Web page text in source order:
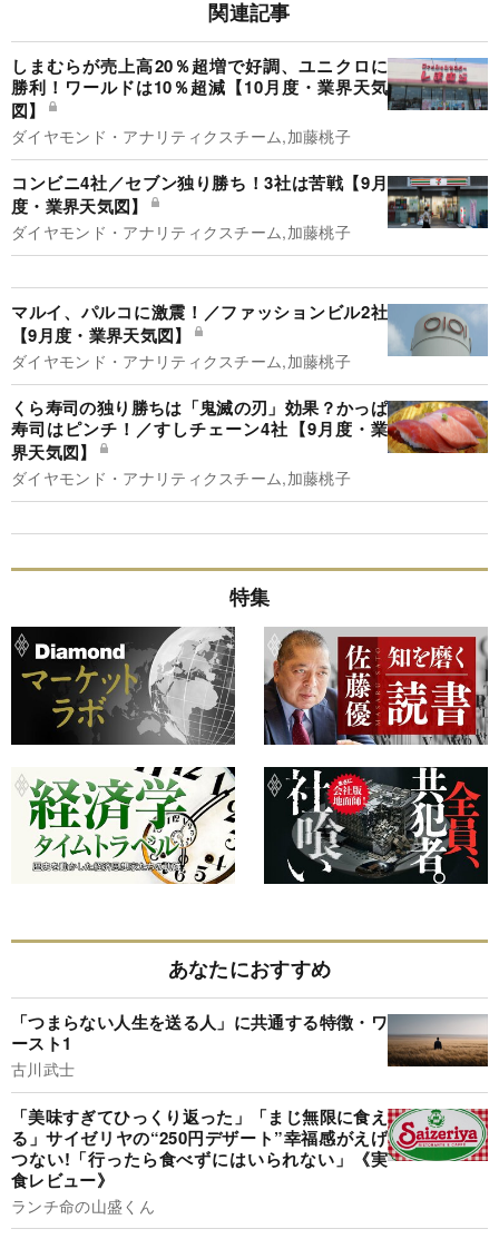
関連記事
しまむらが売上高20％超増で好調、ユニクロに
勝利！ワールドは10％超減【10月度・業界天気
図】
ダイヤモンド・アナリティクスチーム,加藤桃子
コンビニ4社／セブン独り勝ち！3社は苦戦【9月
度・業界天気図】
ダイヤモンド・アナリティクスチーム,加藤桃子
マルイ、パルコに激震！／ファッションビル2社
【9月度・業界天気図】
ダイヤモンド・アナリティクスチーム,加藤桃子
くら寿司の独り勝ちは「鬼滅の刃」効果？かっぱ
寿司はピンチ！／すしチェーン4社【9月度・業
界天気図】
ダイヤモンド・アナリティクスチーム,加藤桃子
特集
あなたにおすすめ
「つまらない人生を送る人」に共通する特徴・ワ
ースト1
古川武士
「美味すぎてひっくり返った」「まじ無限に食え
る」サイゼリヤの“250円デザート”幸福感がえげ
つない!「行ったら食べずにはいられない」《実
食レビュー》
ランチ命の山盛くん